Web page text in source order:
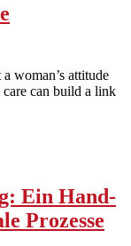
woman’s atti­tude
can build a link
Ein Hand-
Prozesse